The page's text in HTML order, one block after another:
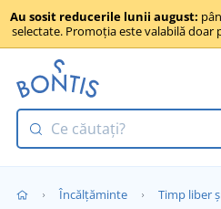
Au sosit reducerile lunii august:
selectate. Promoția este valabilă doar
Încălţăminte Timp liber